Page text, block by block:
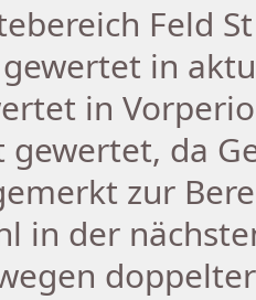
Feld
in
in
gewertet, da
zur
in der